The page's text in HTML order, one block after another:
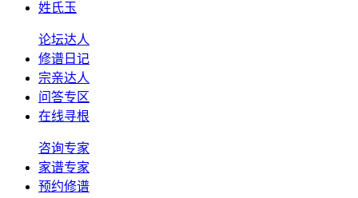
姓氏玉
论坛达人
修谱日记
宗亲达人
问答专区
在线寻根
咨询专家
家谱专家
预约修谱